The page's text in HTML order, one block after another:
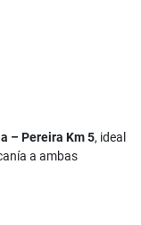
– Pereira Km 5, ideal
a ambas